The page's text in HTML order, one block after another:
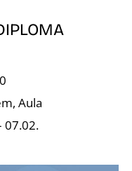
Aula
07.02.